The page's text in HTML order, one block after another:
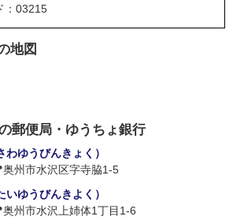
：03215
地図
郵便局・ゆうちょ銀行
ゆうびんきょく）
州市水沢区字寺脇1-5
ゆうびんきよく）
州市水沢上姉体1丁目1-6